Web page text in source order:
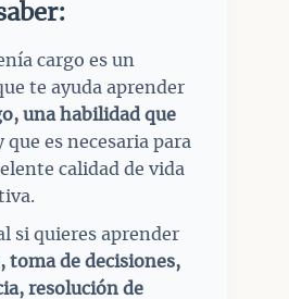
cargo es un
te ayuda aprender
una habilidad que
que es necesaria para
calidad de vida
si quieres aprender
toma de decisiones,
resolución de